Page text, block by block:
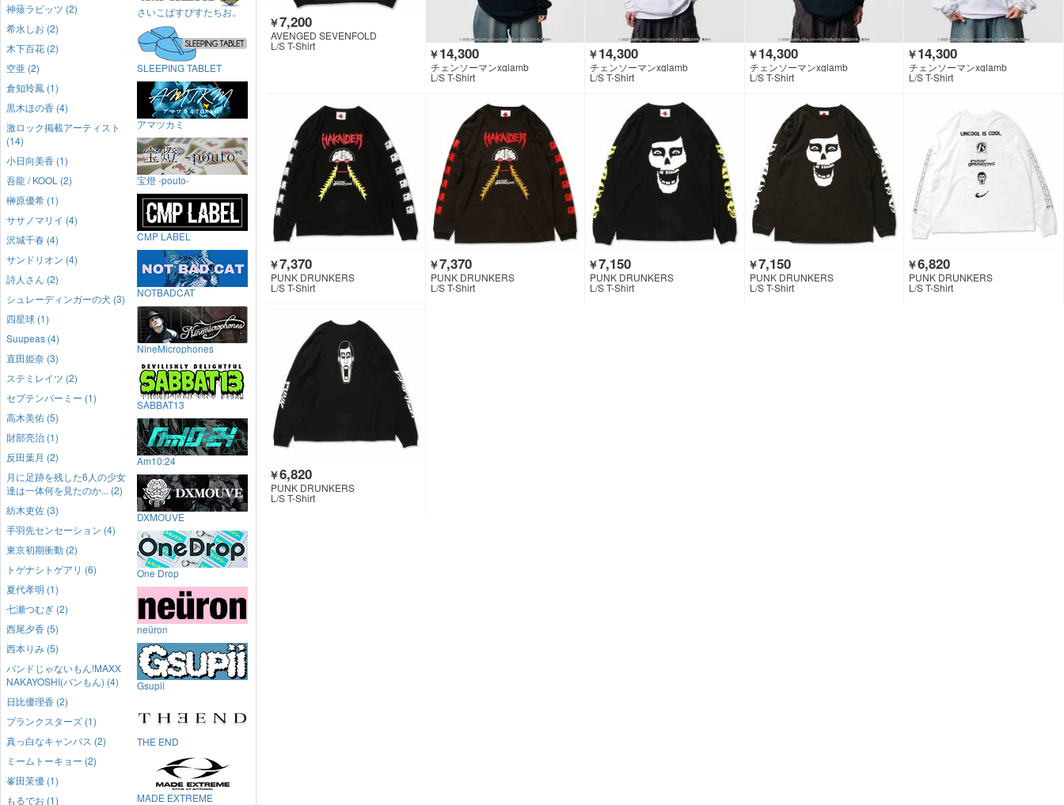
￥7,200
AVENGED SEVENFOLD
L/S T-Shirt
￥14,300
チェンソーマンxglamb
L/S T-Shirt
￥14,300
チェンソーマンxglamb
L/S T-Shirt
￥14,300
チェンソーマンxglamb
L/S T-Shirt
￥14,300
チェンソーマンxglamb
L/S T-Shirt
￥7,370
PUNK DRUNKERS
L/S T-Shirt
￥7,370
PUNK DRUNKERS
L/S T-Shirt
￥7,150
PUNK DRUNKERS
L/S T-Shirt
￥7,150
PUNK DRUNKERS
L/S T-Shirt
￥6,820
PUNK DRUNKERS
L/S T-Shirt
￥6,820
PUNK DRUNKERS
L/S T-Shirt
神薙ラビッツ (2)
希水しお (2)
木下百花 (2)
空亜 (2)
倉知玲鳳 (1)
黒木ほの香 (4)
激ロック掲載アーティスト
(14)
小日向美香 (1)
吾龍 / KOOL (2)
榊原優希 (1)
ササノマリイ (4)
沢城千春 (4)
サンドリオン (4)
詩人さん (2)
シュレーディンガーの犬 (3)
四星球 (1)
Suupeas (4)
直田姫奈 (3)
ステミレイツ (2)
セプテンバーミー (1)
高木美佑 (5)
財部亮治 (1)
反田葉月 (2)
月に足跡を残した6人の少女
達は一体何を見たのか... (2)
紡木吏佐 (3)
手羽先センセーション (4)
東京初期衝動 (2)
トゲナシトゲアリ (6)
夏代孝明 (1)
七瀬つむぎ (2)
西尾夕香 (5)
西本りみ (5)
バンドじゃないもん!MAXX
NAKAYOSHI(バンもん) (4)
日比優理香 (2)
プランクスターズ (1)
真っ白なキャンバス (2)
ミームトーキョー (2)
峯田茉優 (1)
もるでお (1)
さいこぱすぴすたちお。
SLEEPING TABLET
アマツカミ
宝燈 -pouto-
CMP LABEL
NOTBADCAT
NineMicrophones
SABBAT13
Am10:24
DXMOUVE
One Drop
neüron
Gsupii
THE END
MADE EXTREME